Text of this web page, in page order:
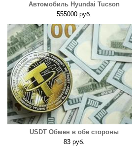
Автомобиль Hyundai Tucson
555000 руб.
USDT Обмен в обе стороны
83 руб.